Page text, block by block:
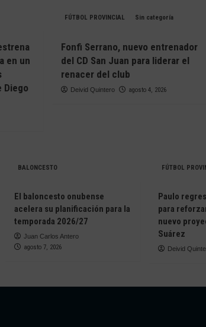
en un
Diego
FÚTBOL PROVINCIAL Sin categoría
Fonfi Serrano, nuevo entrenador
del CD San Juan para liderar el
renacer del club
Deivid Quintero agosto 4, 2026
BALONCESTO
El baloncesto onubense
acelera su planificación para la
temporada 2026/27
Juan Carlos Antero
agosto 7, 2026
FÚTBOL
Paulo
para
nuevo
Suárez
Deivid